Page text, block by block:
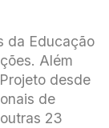
da Educação
Além
desde
de
23